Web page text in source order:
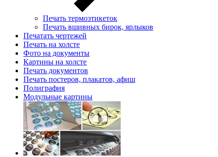
Печать термоэтикеток
Печать вшивных бирок, ярлыков
Печатать чертежей
Печать на холсте
Фото на документы
Картины на холсте
Печать документов
Печать постеров, плакатов, афиш
Полиграфия
Модульные картины